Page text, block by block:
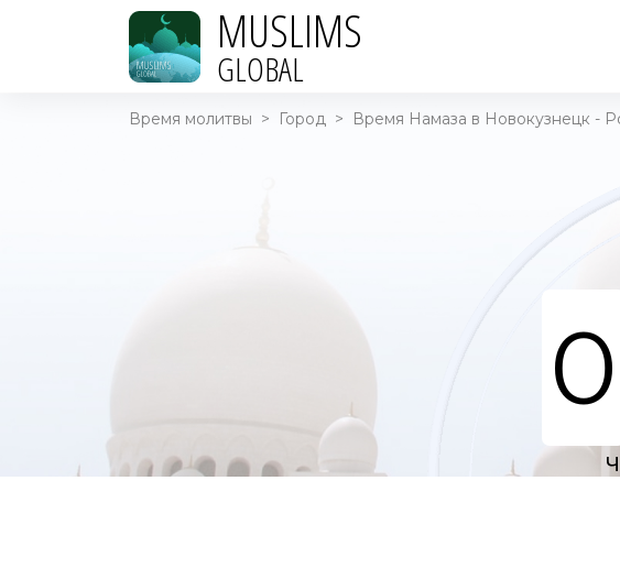
MUSLIMS
GLOBAL
Время молитвы > Город > Время Намаза в Новокузнецк -
0